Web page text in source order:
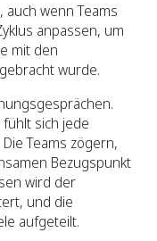
wenn Teams
anpassen, um
mit den
wurde.
sich jede
Teams zögern,
Bezugspunkt
wird der
und die
aufgeteilt.